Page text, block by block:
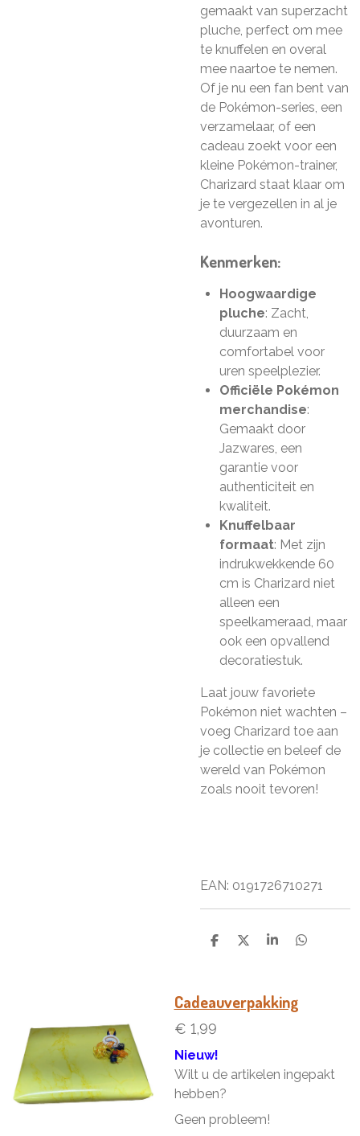
gemaakt van superzacht
pluche, perfect om mee
te knuffelen en overal
mee naartoe te nemen.
Of je nu een fan bent van
de Pokémon-series, een
verzamelaar, of een
cadeau zoekt voor een
kleine Pokémon-trainer,
Charizard staat klaar om
je te vergezellen in al je
avonturen.
Kenmerken:
Hoogwaardige
pluche: Zacht,
duurzaam en
comfortabel voor
uren speelplezier.
Officiële Pokémon
merchandise:
Gemaakt door
Jazwares, een
garantie voor
authenticiteit en
kwaliteit.
Knuffelbaar
formaat: Met zijn
indrukwekkende 60
cm is Charizard niet
alleen een
speelkameraad, maar
ook een opvallend
decoratiestuk.
Laat jouw favoriete
Pokémon niet wachten –
voeg Charizard toe aan
je collectie en beleef de
wereld van Pokémon
zoals nooit tevoren!
EAN: 0191726710271
D
D
S
e
D
Cadeauverpakking
€ 1,99
Nieuw!
Wilt u de artikelen ingepakt
hebben?
Geen probleem!